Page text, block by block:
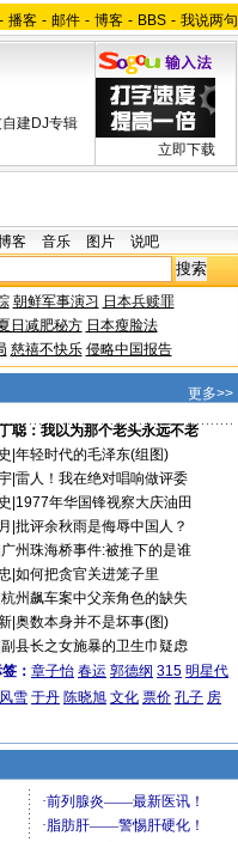
- 播客 - 邮件 - 博客 - BBS - 我说两句
自建DJ专辑
立即下载
客 音乐 图片 说吧
朝鲜军事演习 日本兵赎罪
日减肥秘方 日本瘦脸法
慈禧不快乐 侵略中国报告
更多>>
聪：我以为那个老头永远不老
年轻时代的毛泽东(组图)
| 雷人！我在绝对唱响做评委
1977年华国锋视察大庆油田
批评余秋雨是侮辱中国人？
广州珠海桥事件:被推下的是谁
如何把贪官关进笼子里
杭州飙车案中父亲角色的缺失
| 奥数本身并不是坏事(图)
副县长之女施暴的卫生巾疑虑
： 章子怡 春运 郭德纲 315 明星代
雪 于丹 陈晓旭 文化 票价 孔子 房